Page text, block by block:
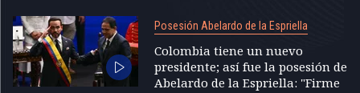
Posesión Abelardo de la Espriella
Colombia tiene un nuevo
presidente; así fue la posesión de
Abelardo de la Espriella: "Firme